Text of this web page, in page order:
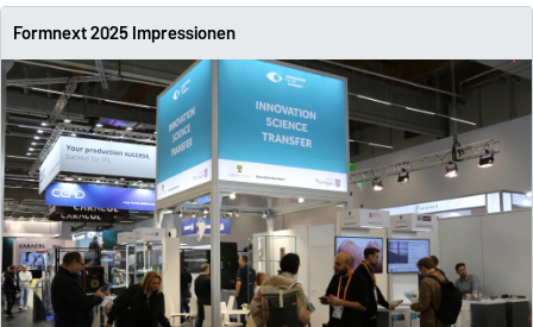
Formnext 2025 Impressionen